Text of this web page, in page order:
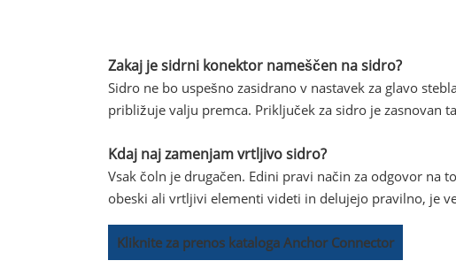
Zakaj je sidrni konektor nameščen na sidro?
Sidro ne bo uspešno zasidrano v nastavek za glavo
približuje valju premca. Priključek za sidro je zasnovan
Kdaj naj zamenjam vrtljivo sidro?
Vsak čoln je drugačen. Edini pravi način za odgovor na
obeski ali vrtljivi elementi videti in delujejo pravilno, je
Kliknite za prenos kataloga Anchor Connector